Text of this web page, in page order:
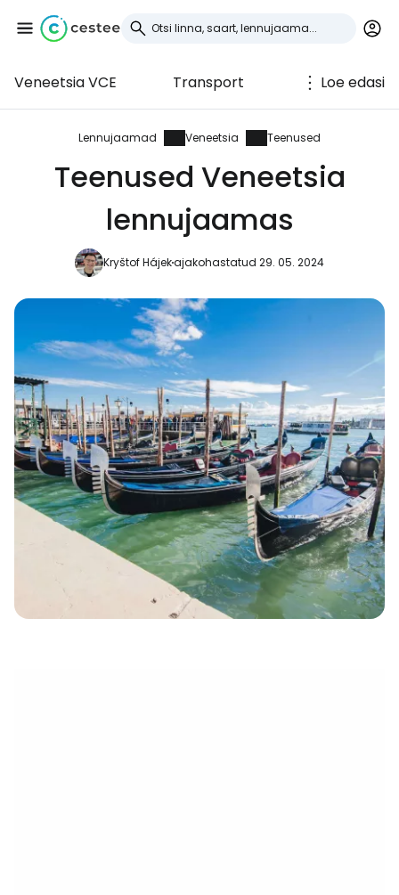
Veneetsia VCE Transport Loe edasi
Lennujaamad Veneetsia Teenused
Teenused Veneetsia
lennujaamas
Kryštof Hájekajakohastatud 29. 05. 2024
Logi sisse
Cestee'sse
... ülemaailmne reisikogukond
Jätka Google'iga
Jätka Facebookiga
Jätkake e-kirjaga